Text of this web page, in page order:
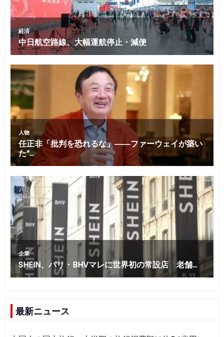
最新ニュース